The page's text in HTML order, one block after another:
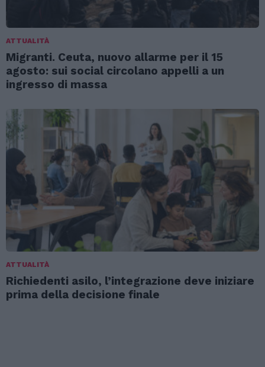
ATTUALITÀ
Migranti. Ceuta, nuovo allarme per il 15
agosto: sui social circolano appelli a un
ingresso di massa
ATTUALITÀ
Richiedenti asilo, l’integrazione deve iniziare
prima della decisione finale